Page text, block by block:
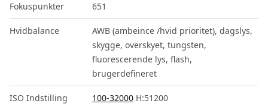
Fokuspunkter 651
Hvidbalance
AWB (ambeince /hvid prioritet), dagslys,
skygge, overskyet, tungsten,
fluorescerende lys, flash,
brugerdefineret
ISO Indstilling 100-32000 H:51200